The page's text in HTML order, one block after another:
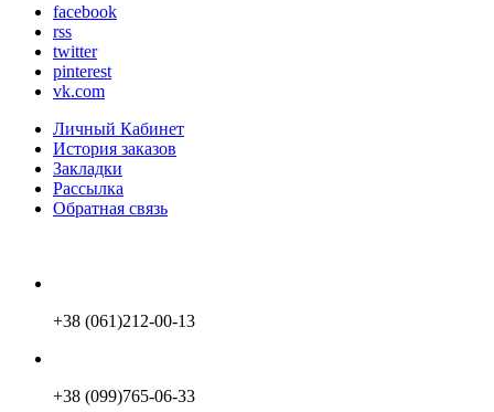
facebook
rss
twitter
pinterest
vk.com
Личный Кабинет
История заказов
Закладки
Рассылка
Обратная связь
+38 (061)212-00-13
+38 (099)765-06-33